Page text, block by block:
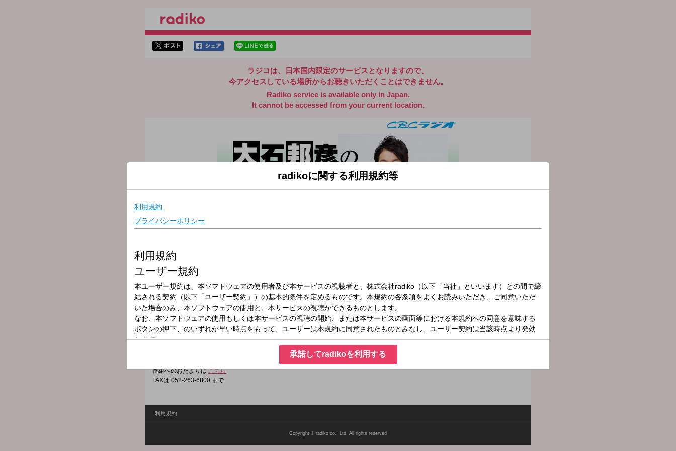
ラジコは、日本国内限定のサービスとなりますので、
今アクセスしている場所からお聴きいただくことはできません。
Radiko service is available only in Japan.
It cannot be accessed from your current location.
放送局
放送時間
2025年9月13日（土）11:40～11:55
番組名
大石邦彦のNOW ON SHARE！
CBCテレビ「チャント！」の大石邦彦アナウンサーがリスナーからのお困り事をなんでもリサーチ！
番組へのおたよりはこちら
FAXは 052-263-6800 まで
利用規約
Copyright © radiko co., Ltd. All rights reserved
radikoに関する利用規約等
承諾してradikoを利用する